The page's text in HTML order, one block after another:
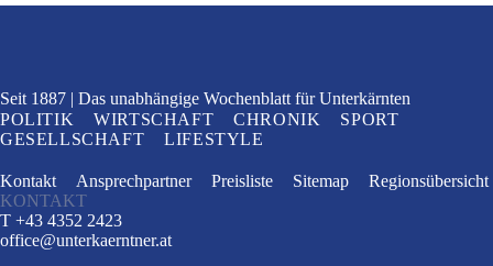
Seit 1887 Das unabhängige Wochenblatt für Unterkärnten
POLITIK
WIRTSCHAFT CHRONIK
SPORT
GESELLSCHAFT
LIFESTYLE
Kontakt Ansprechpartner Preisliste Sitemap
Regionsübersicht
KONTAKT
T +43 4352 2423
office@unterkaerntner.at